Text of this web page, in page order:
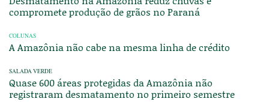
compromete produção de grãos no Paraná
COLUNAS
A Amazônia não cabe na mesma linha de crédito
SALADA VERDE
Quase 600 áreas protegidas da Amazônia não
registraram desmatamento no primeiro semestre